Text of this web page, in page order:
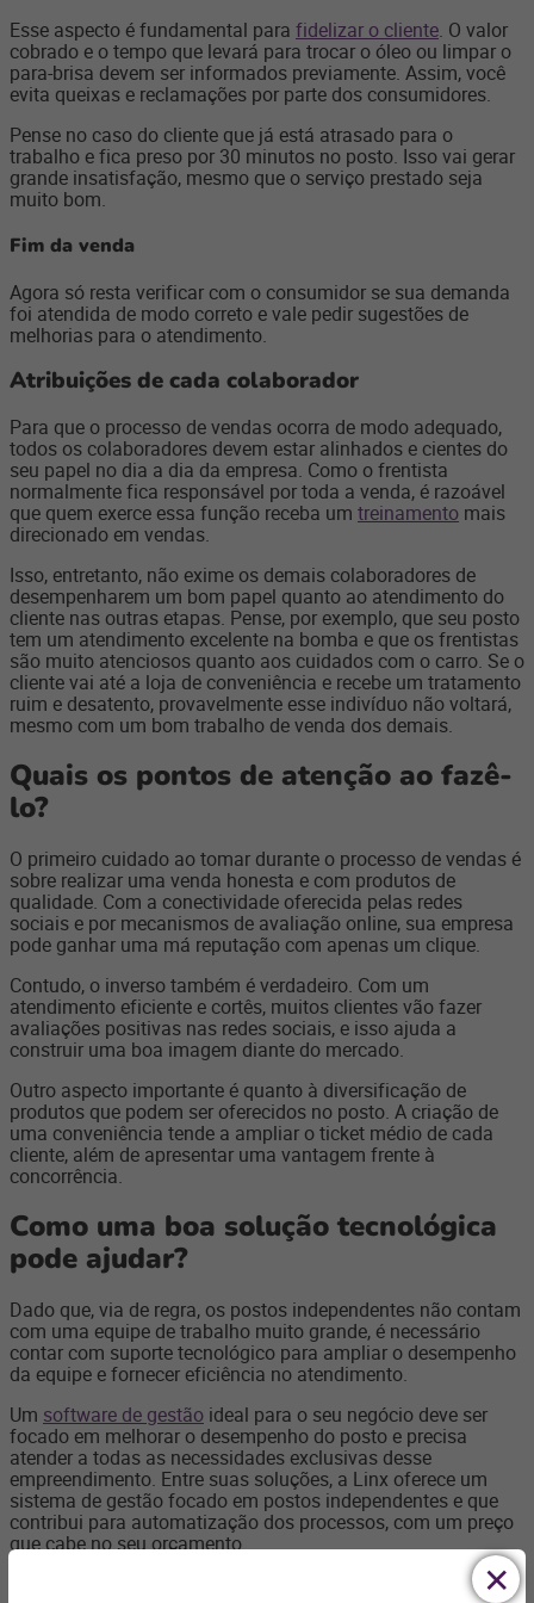
Esse aspecto é fundamental para fidelizar o cliente. O valor
cobrado e o tempo que levará para trocar o óleo ou limpar o
para-brisa devem ser informados previamente. Assim, você
evita queixas e reclamações por parte dos consumidores.
Pense no caso do cliente que já está atrasado para o
trabalho e fica preso por 30 minutos no posto. Isso vai gerar
grande insatisfação, mesmo que o serviço prestado seja
muito bom.
Fim da venda
Agora só resta verificar com o consumidor se sua demanda
foi atendida de modo correto e vale pedir sugestões de
melhorias para o atendimento.
Atribuições de cada colaborador
Para que o processo de vendas ocorra de modo adequado,
todos os colaboradores devem estar alinhados e cientes do
seu papel no dia a dia da empresa. Como o frentista
normalmente fica responsável por toda a venda, é razoável
que quem exerce essa função receba um treinamento mais
direcionado em vendas.
Isso, entretanto, não exime os demais colaboradores de
desempenharem um bom papel quanto ao atendimento do
cliente nas outras etapas. Pense, por exemplo, que seu posto
tem um atendimento excelente na bomba e que os frentistas
são muito atenciosos quanto aos cuidados com o carro. Se o
cliente vai até a loja de conveniência e recebe um tratamento
ruim e desatento, provavelmente esse indivíduo não voltará,
mesmo com um bom trabalho de venda dos demais.
Quais os pontos de atenção ao fazê-
lo?
O primeiro cuidado ao tomar durante o processo de vendas é
sobre realizar uma venda honesta e com produtos de
qualidade. Com a conectividade oferecida pelas redes
sociais e por mecanismos de avaliação online, sua empresa
pode ganhar uma má reputação com apenas um clique.
Contudo, o inverso também é verdadeiro. Com um
atendimento eficiente e cortês, muitos clientes vão fazer
avaliações positivas nas redes sociais, e isso ajuda a
construir uma boa imagem diante do mercado.
Outro aspecto importante é quanto à diversificação de
produtos que podem ser oferecidos no posto. A criação de
uma conveniência tende a ampliar o ticket médio de cada
cliente, além de apresentar uma vantagem frente à
concorrência.
Como uma boa solução tecnológica
pode ajudar?
Dado que, via de regra, os postos independentes não contam
com uma equipe de trabalho muito grande, é necessário
contar com suporte tecnológico para ampliar o desempenho
da equipe e fornecer eficiência no atendimento.
Um software de gestão ideal para o seu negócio deve ser
focado em melhorar o desempenho do posto e precisa
atender a todas as necessidades exclusivas desse
empreendimento. Entre suas soluções, a Linx oferece um
sistema de gestão focado em postos independentes e que
contribui para automatização dos processos, com um preço
que cabe no seu orçamento.
Criar estratégias para melhorar o processo de vendas tem